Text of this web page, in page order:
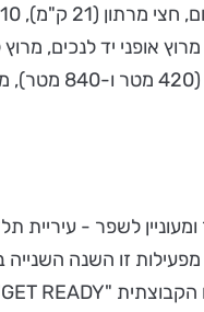
ק"מ), מרוץ אופני יד לנכים,
מיני מרתון ילדים (420 מטר
לשפר - עיריית
זו השנה השנייה